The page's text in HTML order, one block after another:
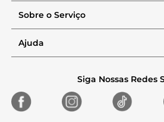
Sobre o Serviço
Ajuda
Siga Nossas Redes